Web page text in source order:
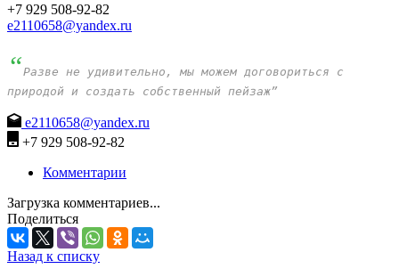
+7 929 508-92-82
e2110658@yandex.ru
“Разве не удивительно, мы можем договориться с
природой и создать собственный пейзаж”
e2110658@yandex.ru
+7 929 508-92-82
Комментарии
Загрузка комментариев...
Поделиться
Назад к списку